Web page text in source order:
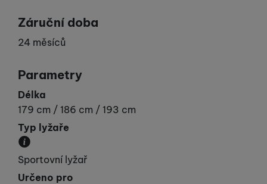
Záruční doba
24 měsíců
Parametry
Délka
179 cm / 186 cm / 193 cm
Typ lyžaře
Udává vaší „výkonnost“.
Sportovní lyžař
Určeno pro